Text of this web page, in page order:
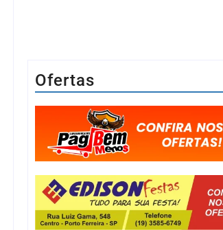
Ofertas